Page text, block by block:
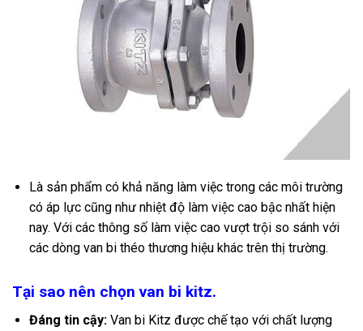
Là sản phẩm có khả năng làm việc trong các môi trường
có áp lực cũng như nhiệt độ làm việc cao bậc nhất hiện
nay. Với các thông số làm việc cao vượt trội so sánh với
các dòng van bi théo thương hiệu khác trên thị trường.
Tại sao nên chọn van bi kitz.
Đáng tin cậy:Van bi Kitz được chế tạo với chất lượng